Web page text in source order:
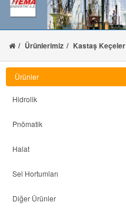
Ürünlerimiz Kastaş Keçeler
Ürünler
Hidrolik
Pnömatik
Halat
Sel Hortumları
Diğer Ürünler